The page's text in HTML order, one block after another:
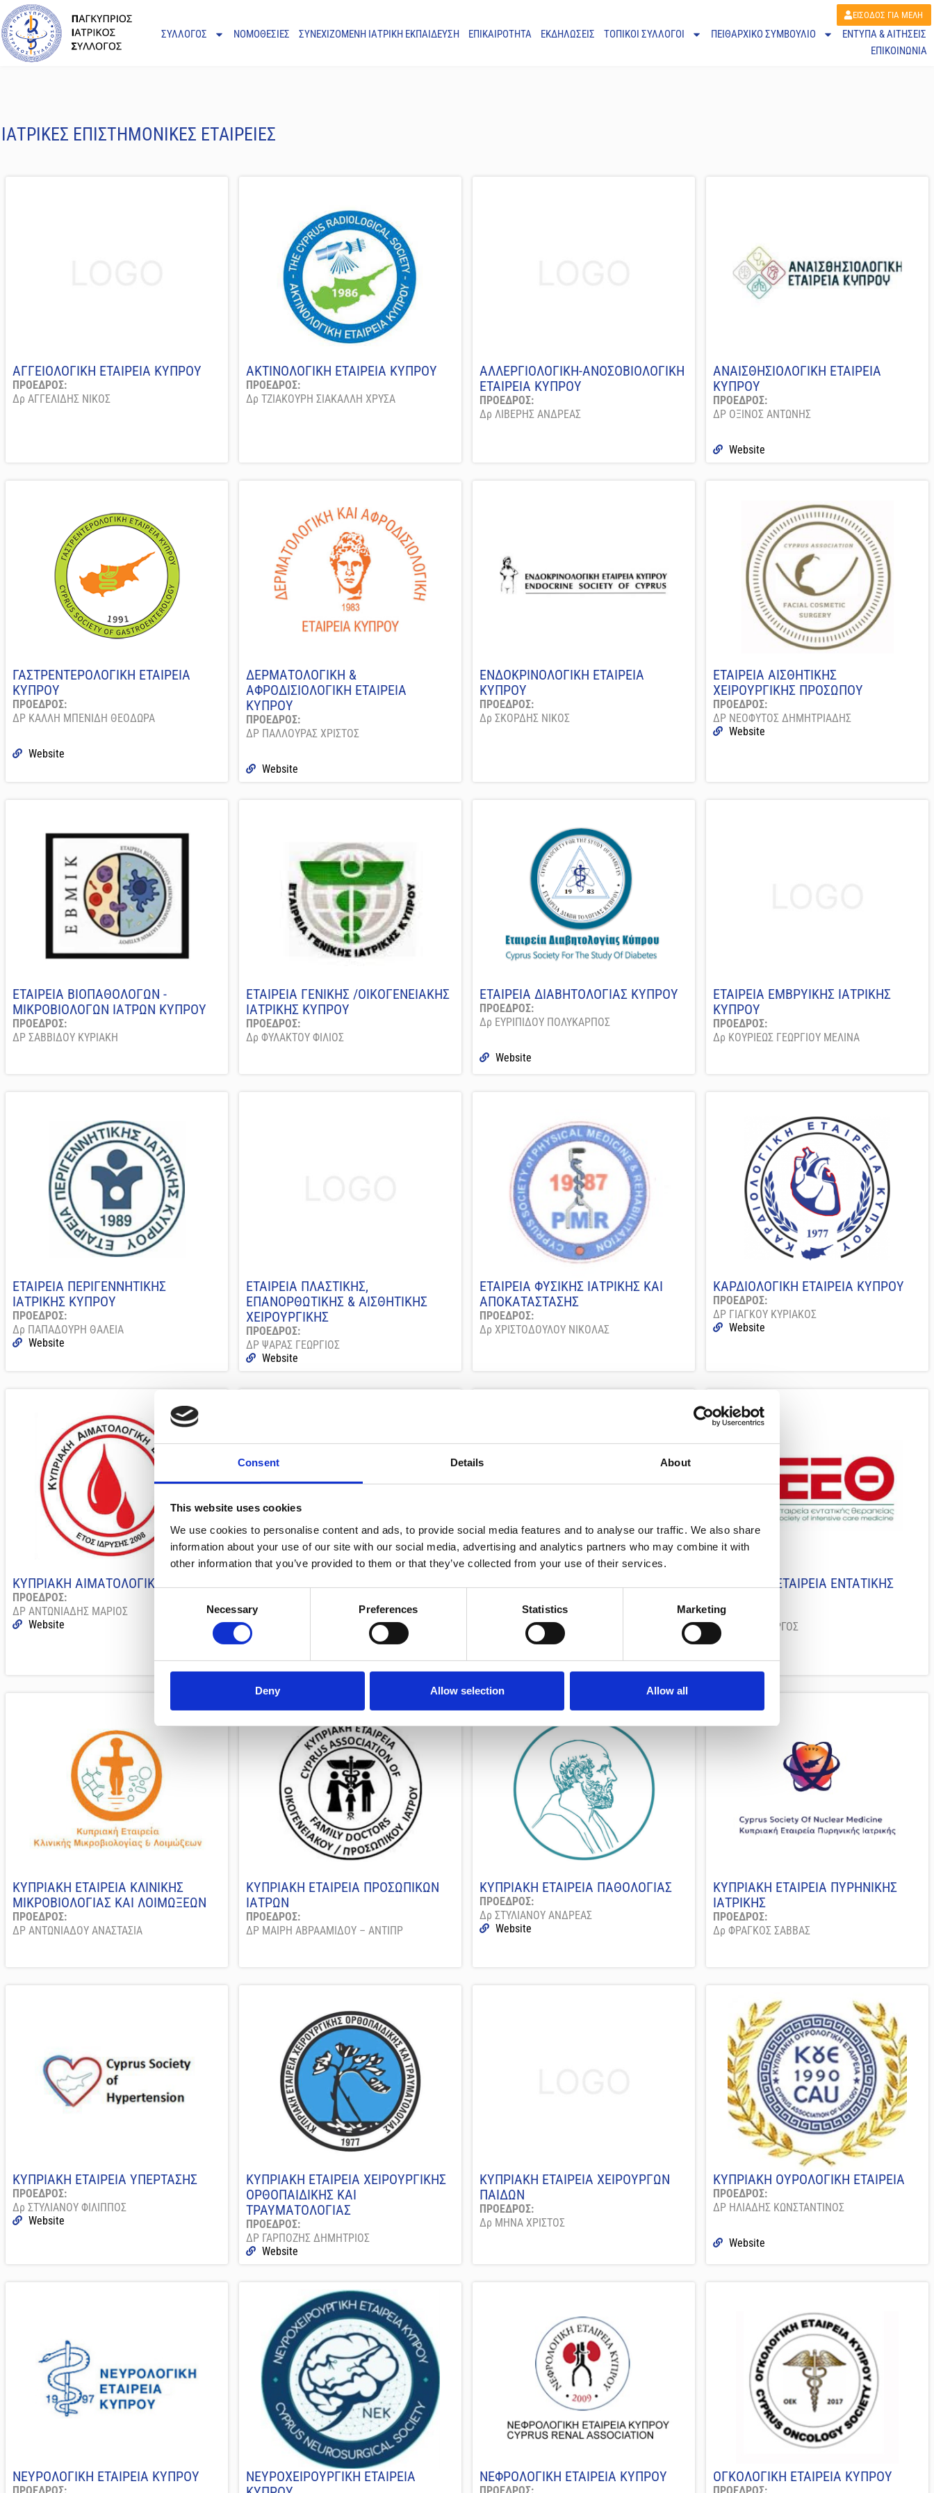
Consent Details About
This website uses cookies
We use cookies to personalise content and ads, to provide social media features and to analyse our traffic. We also share
information about your use of our site with our social media, advertising and analytics partners who may combine it with
other information that you’ve provided to them or that they’ve collected from your use of their services.
Necessary Preferences Statistics Marketing
Deny Allow selection Allow all
ΕΙΣΟΔΟΣ ΓΙΑ ΜΕΛΗ
ΣΥΛΛΟΓΟΣ ΝΟΜΟΘΕΣΙΕΣ ΣΥΝΕΧΙΖΟΜΕΝΗ ΙΑΤΡΙΚΗ ΕΚΠΑΙΔΕΥΣΗ ΕΠΙΚΑΙΡΟΤΗΤΑ ΕΚΔΗΛΩΣΕΙΣ ΤΟΠΙΚΟΙ ΣΥΛΛΟΓΟΙ ΠΕΙΘΑΡΧΙΚΌ ΣΥΜΒΟΎΛΙΟ
ΕΝΤΥΠΑ & ΑΙΤΗΣΕΙΣ
ΕΠΙΚΟΙΝΩΝΙΑ
ΙΑΤΡΙΚΕΣ ΕΠΙΣΤΗΜΟΝΙΚΕΣ ΕΤΑΙΡΕΙΕΣ
ΑΓΓΕΙΟΛΟΓΙΚΗ ΕΤΑΙΡΕΙΑ ΚΥΠΡΟΥ
ΠΡΟΕΔΡΟΣ:
Δρ ΑΓΓΕΛΙΔΗΣ ΝΙΚΟΣ
ΑΚΤΙΝΟΛΟΓΙΚΗ ΕΤΑΙΡΕΙΑ ΚΥΠΡΟΥ
ΠΡΟΕΔΡΟΣ:
Δρ ΤΖΙΑΚΟΥΡΗ ΣΙΑΚΑΛΛΗ ΧΡΥΣΑ
ΑΛΛΕΡΓΙΟΛΟΓΙΚΗ-ΑΝΟΣΟΒΙΟΛΟΓΙΚΗ
ΕΤΑΙΡΕΙΑ ΚΥΠΡΟΥ
ΠΡΟΕΔΡΟΣ:
Δρ ΛΙΒΕΡΗΣ ΑΝΔΡΕΑΣ
ΑΝΑΙΣΘΗΣΙΟΛΟΓΙΚΗ ΕΤΑΙΡΕΙΑ
ΚΥΠΡΟΥ
ΠΡΟΕΔΡΟΣ:
ΔΡ ΟΞΙΝΟΣ ΑΝΤΩΝΗΣ
Website
ΓΑΣΤΡΕΝΤΕΡΟΛΟΓΙΚΗ ΕΤΑΙΡΕΙΑ
ΚΥΠΡΟΥ
ΠΡΟΕΔΡΟΣ:
ΔΡ ΚΑΛΛΗ ΜΠΕΝΙΔΗ ΘΕΟΔΩΡΑ
Website
ΔΕΡΜΑΤΟΛΟΓΙΚΗ &
ΑΦΡΟΔΙΣΙΟΛΟΓΙΚΗ ΕΤΑΙΡΕΙΑ
ΚΥΠΡΟΥ
ΠΡΟΕΔΡΟΣ:
ΔΡ ΠΑΛΛΟΥΡΑΣ ΧΡΙΣΤΟΣ
Website
ΕΝΔΟΚΡΙΝΟΛΟΓΙΚΗ ΕΤΑΙΡΕΙΑ
ΚΥΠΡΟΥ
ΠΡΟΕΔΡΟΣ:
Δρ ΣΚΟΡΔΗΣ ΝΙΚΟΣ
ΕΤΑΙΡΕΙΑ ΑΙΣΘΗΤΙΚΗΣ
ΧΕΙΡΟΥΡΓΙΚΗΣ ΠΡΟΣΩΠΟΥ
ΠΡΟΕΔΡΟΣ:
ΔΡ ΝΕΟΦΥΤΟΣ ΔΗΜΗΤΡΙΑΔΗΣ
Website
ΕΤΑΙΡΕΙΑ ΒΙΟΠΑΘΟΛΟΓΩΝ -
ΜΙΚΡΟΒΙΟΛΟΓΩΝ ΙΑΤΡΩΝ ΚΥΠΡΟΥ
ΠΡΟΕΔΡΟΣ:
ΔΡ ΣΑΒΒΙΔΟΥ ΚΥΡΙΑΚΗ
ΕΤΑΙΡΕΙΑ ΓΕΝΙΚΗΣ /ΟΙΚΟΓΕΝΕΙΑΚΗΣ
ΙΑΤΡΙΚΗΣ ΚΥΠΡΟΥ
ΠΡΟΕΔΡΟΣ:
Δρ ΦΥΛΑΚΤΟΥ ΦΙΛΙΟΣ
ΕΤΑΙΡΕΙΑ ΔΙΑΒΗΤΟΛΟΓΙΑΣ ΚΥΠΡΟΥ
ΠΡΟΕΔΡΟΣ:
Δρ ΕΥΡΙΠΙΔΟΥ ΠΟΛΥΚΑΡΠΟΣ
Website
ΕΤΑΙΡΕΙΑ ΕΜΒΡΥΙΚΗΣ ΙΑΤΡΙΚΗΣ
ΚΥΠΡΟΥ
ΠΡΟΕΔΡΟΣ:
Δρ ΚΟΥΡΙΕΩΣ ΓΕΩΡΓΙΟΥ ΜΕΛΙΝΑ
ΕΤΑΙΡΕΙΑ ΠΕΡΙΓΕΝΝΗΤΙΚΗΣ
ΙΑΤΡΙΚΗΣ ΚΥΠΡΟΥ
ΠΡΟΕΔΡΟΣ:
Δρ ΠΑΠΑΔΟΥΡΗ ΘΑΛΕΙΑ
Website
ΕΤΑΙΡΕΙΑ ΠΛΑΣΤΙΚΗΣ,
ΕΠΑΝΟΡΘΩΤΙΚΗΣ & ΑΙΣΘΗΤΙΚΗΣ
ΧΕΙΡΟΥΡΓΙΚΗΣ
ΠΡΟΕΔΡΟΣ:
ΔΡ ΨΑΡΑΣ ΓΕΩΡΓΙΟΣ
Website
ΕΤΑΙΡΕΙΑ ΦΥΣΙΚΗΣ ΙΑΤΡΙΚΗΣ ΚΑΙ
ΑΠΟΚΑΤΑΣΤΑΣΗΣ
ΠΡΟΕΔΡΟΣ:
Δρ ΧΡΙΣΤΟΔΟΥΛΟΥ ΝΙΚΟΛΑΣ
ΚΑΡΔΙΟΛΟΓΙΚΗ ΕΤΑΙΡΕΙΑ ΚΥΠΡΟΥ
ΠΡΟΕΔΡΟΣ:
ΔΡ ΓΙΑΓΚΟΥ ΚΥΡΙΑΚΟΣ
Website
ΚΥΠΡΙΑΚΗ ΑΙΜΑΤΟΛΟΓΙΚΗ ΕΤΑΙΡΕΙΑ
ΠΡΟΕΔΡΟΣ:
ΔΡ ΑΝΤΩΝΙΑΔΗΣ ΜΑΡΙΟΣ
Website
ΠΡΟΕΔΡΟΣ:
ΔΡ ΓΙΑΝΝΑΚΟΠΟΥΛΟΣ ΤΡΙΑΝΤΑΦΥΛΛΟΣ
Website
ΠΡΟΕΔΡΟΣ:
ΔΡ ΦΟΙΒΟΣ ΣΥΜΕΩΝΙΔΗΣ
Website
ΚΥΠΡΙΑΚΗ ΕΤΑΙΡΕΙΑ ΕΝΤΑΤΙΚΗΣ
ΠΡΟΕΔΡΟΣ:
ΔΡ ΜΗΝΑ ΓΙΩΡΓΟΣ
ΚΥΠΡΙΑΚΗ ΕΤΑΙΡΕΙΑ ΚΛΙΝΙΚΗΣ
ΜΙΚΡΟΒΙΟΛΟΓΙΑΣ ΚΑΙ ΛΟΙΜΩΞΕΩΝ
ΠΡΟΕΔΡΟΣ:
ΔΡ ΑΝΤΩΝΙΑΔΟΥ ΑΝΑΣΤΑΣΙΑ
ΚΥΠΡΙΑΚΗ ΕΤΑΙΡΕΙΑ ΠΡΟΣΩΠΙΚΩΝ
ΙΑΤΡΩΝ
ΠΡΟΕΔΡΟΣ:
ΔΡ ΜΑΙΡΗ ΑΒΡΑΑΜΙΔΟΥ – ΑΝΤΙΠΡ
ΚΥΠΡΙΑΚΗ ΕΤΑΙΡΕΙΑ ΠΑΘΟΛΟΓΙΑΣ
ΠΡΟΕΔΡΟΣ:
Δρ ΣΤΥΛΙΑΝΟΥ ΑΝΔΡΕΑΣ
Website
ΚΥΠΡΙΑΚΗ ΕΤΑΙΡΕΙΑ ΠΥΡΗΝΙΚΗΣ
ΙΑΤΡΙΚΗΣ
ΠΡΟΕΔΡΟΣ:
Δρ ΦΡΑΓΚΟΣ ΣΑΒΒΑΣ
ΚΥΠΡΙΑΚΗ ΕΤΑΙΡΕΙΑ ΥΠΕΡΤΑΣΗΣ
ΠΡΟΕΔΡΟΣ:
Δρ ΣΤΥΛΙΑΝΟΥ ΦΙΛΙΠΠΟΣ
Website
ΚΥΠΡΙΑΚΗ ΕΤΑΙΡΕΙΑ ΧΕΙΡΟΥΡΓΙΚΗΣ
ΟΡΘΟΠΑΙΔΙΚΗΣ ΚΑΙ
ΤΡΑΥΜΑΤΟΛΟΓΙΑΣ
ΠΡΟΕΔΡΟΣ:
ΔΡ ΓΑΡΠΟΖΗΣ ΔΗΜΗΤΡΙΟΣ
Website
ΚΥΠΡΙΑΚΗ ΕΤΑΙΡΕΙΑ ΧΕΙΡΟΥΡΓΩΝ
ΠΑΙΔΩΝ
ΠΡΟΕΔΡΟΣ:
Δρ ΜΗΝΑ ΧΡΙΣΤΟΣ
ΚΥΠΡΙΑΚΗ ΟΥΡΟΛΟΓΙΚΗ ΕΤΑΙΡΕΙΑ
ΠΡΟΕΔΡΟΣ:
ΔΡ ΗΛΙΑΔΗΣ ΚΩΝΣΤΑΝΤΙΝΟΣ
Website
ΝΕΥΡΟΛΟΓΙΚΗ ΕΤΑΙΡΕΙΑ ΚΥΠΡΟΥ
ΠΡΟΕΔΡΟΣ:
ΝΕΥΡΟΧΕΙΡΟΥΡΓΙΚΗ ΕΤΑΙΡΕΙΑ
ΝΕΦΡΟΛΟΓΙΚΗ ΕΤΑΙΡΕΙΑ ΚΥΠΡΟΥ
ΠΡΟΕΔΡΟΣ:
ΟΓΚΟΛΟΓΙΚΗ ΕΤΑΙΡΕΙΑ ΚΥΠΡΟΥ
ΠΡΟΕΔΡΟΣ: